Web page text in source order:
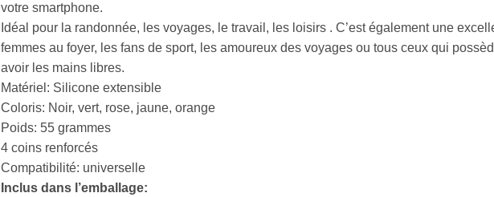
votre smartphone.
Idéal pour la randonnée, les voyages, le travail, les loisirs . C’est également une
femmes au foyer, les fans de sport, les amoureux des voyages ou tous ceux qui
avoir les mains libres.
Matériel: Silicone extensible
Coloris: Noir, vert, rose, jaune, orange
Poids: 55 grammes
4 coins renforcés
Compatibilité: universelle
Inclus dans l’emballage: